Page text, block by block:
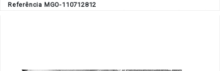
Referência MGO-110712812